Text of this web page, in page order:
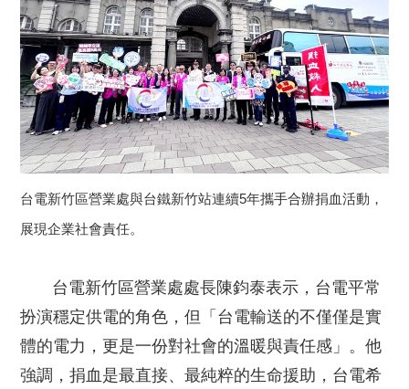
台電新竹區營業處與台鐵新竹站連續5年攜手合辦捐血活動，
展現企業社會責任。
台電新竹區營業處處長陳鈞泰表示，台電平常
扮演穩定供電的角色，但「台電輸送的不僅僅是實
體的電力，更是一份對社會的溫暖與責任感」。他
強調，捐血是最直接、最純粹的生命援助，台電希